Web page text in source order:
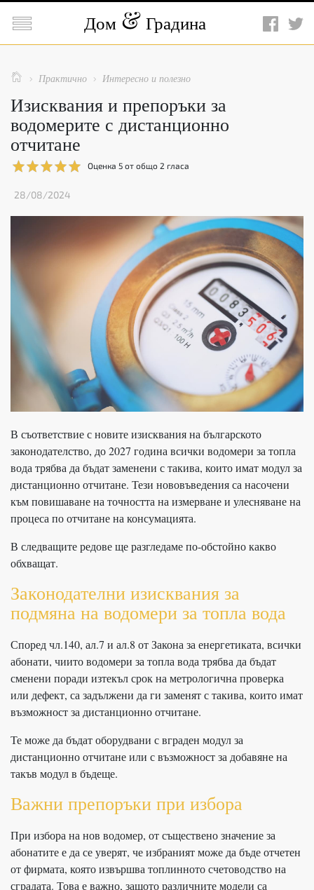
 Дом Градина
  Практично  Интересно и полезно
Изисквания и препоръки за
водомерите с дистанционно
отчитане
Оценка 5 от общо 2 гласа
28/08/2024
В съответствие с новите изисквания на българското
законодателство, до 2027 година всички водомери за топла
вода трябва да бъдат заменени с такива, които имат модул за
дистанционно отчитане. Тези нововъведения са насочени
към повишаване на точността на измерване и улесняване на
процеса по отчитане на консумацията.
В следващите редове ще разгледаме по-обстойно какво
обхващат.
Законодателни изисквания за
подмяна на водомери за топла вода
Според чл.140, ал.7 и ал.8 от Закона за енергетиката, всички
абонати, чиито водомери за топла вода трябва да бъдат
сменени поради изтекъл срок на метрологична проверка
или дефект, са задължени да ги заменят с такива, които имат
възможност за дистанционно отчитане.
Те може да бъдат оборудвани с вграден модул за
дистанционно отчитане или с възможност за добавяне на
такъв модул в бъдеще.
Важни препоръки при избора
При избора на нов водомер, от съществено значение за
абонатите е да се уверят, че избраният може да бъде отчетен
от фирмата, която извършва топлинното счетоводство на
сградата. Това е важно, защото различните модели са